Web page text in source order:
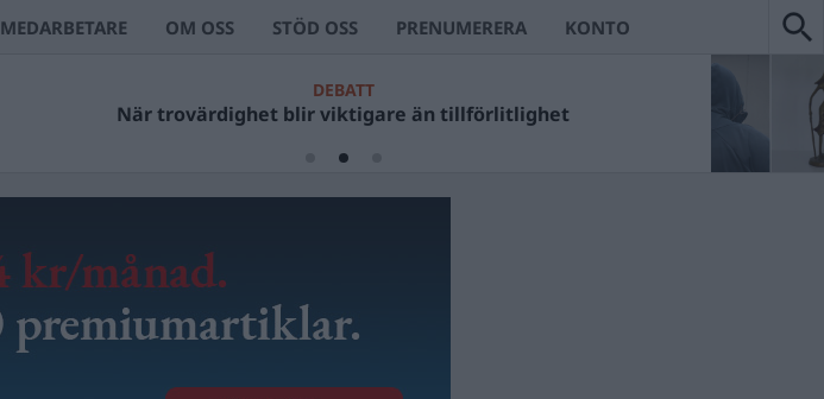
MEDARBETARE OM OSS STÖD OSS PRENUMERERA KONTO
DEBATT
När trovärdighet blir viktigare än tillförlitlighet